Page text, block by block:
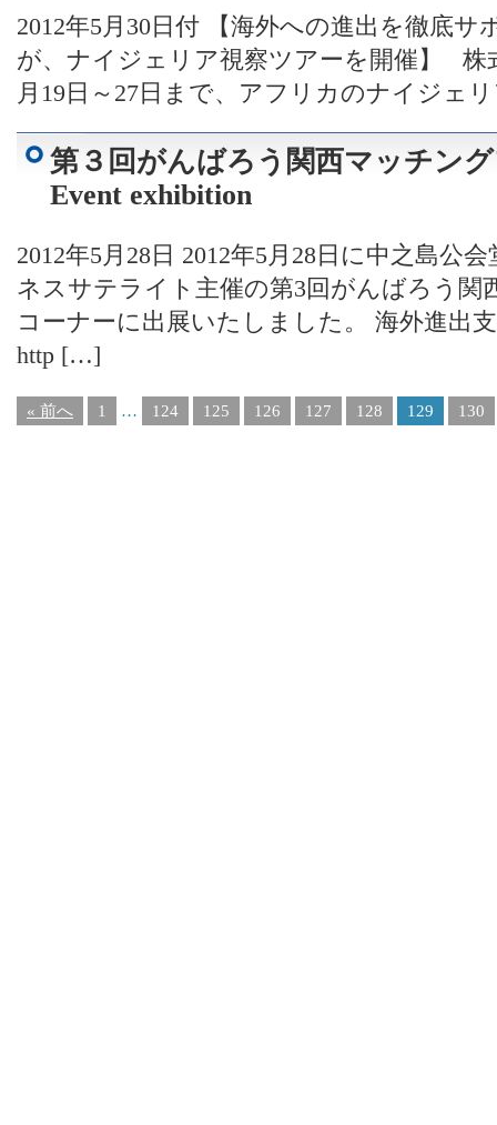
2012年5月30日付 【海外への進出を徹底
が、ナイジェリア視察ツアーを開催】 株
月19日～27日まで、アフリカのナイジェ
第３回がんばろう関西マッチン
Event exhibition
2012年5月28日 2012年5月28日に中之島公
ネスサテライト主催の第3回がんばろう関
コーナーに出展いたしました。 海外進出
http […]
« 前へ 1 … 124 125 126 127 128 129 130